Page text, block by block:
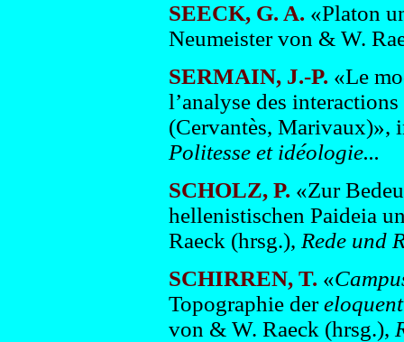
SEECK, G. A. «Platon
Neumeister von & W.
SERMAIN, J.-P. «Le
l’analyse des
(Cervantès, Marivaux)»,
Politesse et idéologie...
SCHOLZ, P. «Zur
hellenistischen Paideia
Raeck (hrsg.), Rede und
SCHIRREN, T. «
Topographie der
von & W. Raeck (hrsg.),